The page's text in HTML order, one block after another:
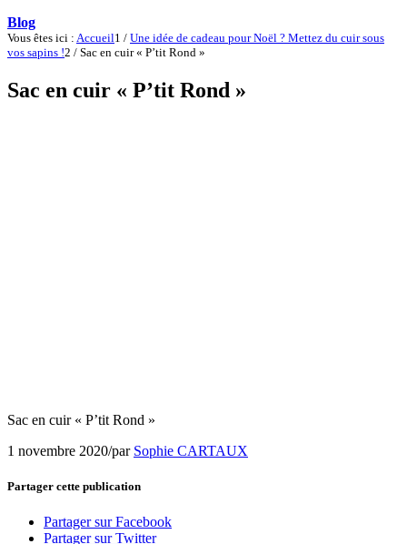
Blog
Vous êtes ici : Accueil1 / Une idée de cadeau pour Noël ? Mettez du cuir sous
vos sapins !2 / Sac en cuir « P’tit Rond »
Sac en cuir « P’tit Rond »
Sac en cuir « P’tit Rond »
1 novembre 2020/par Sophie CARTAUX
Partager cette publication
Partager sur Facebook
Partager sur Twitter